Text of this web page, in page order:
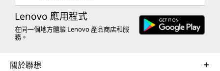
Lenovo 應用程式
在同一個地方體驗 Lenovo 產品商店和服
務。
關於聯想